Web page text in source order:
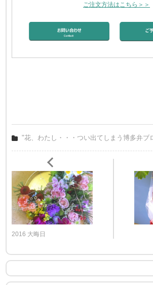
ご注文方法はこちら＞＞
"花、わたし・・・つい出てしまう博多弁ブ
2016 大晦日